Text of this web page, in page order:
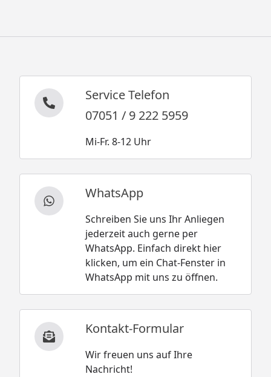
Service Telefon
07051 / 9 222 5959
Mi-Fr. 8-12 Uhr
WhatsApp
Schreiben Sie uns Ihr Anliegen
jederzeit auch gerne per
WhatsApp. Einfach direkt hier
klicken, um ein Chat-Fenster in
WhatsApp mit uns zu öffnen.
Kontakt-Formular
Wir freuen uns auf Ihre
Nachricht!